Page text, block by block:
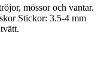
mössor och vantar.
Stickor: 3.5-4 mm